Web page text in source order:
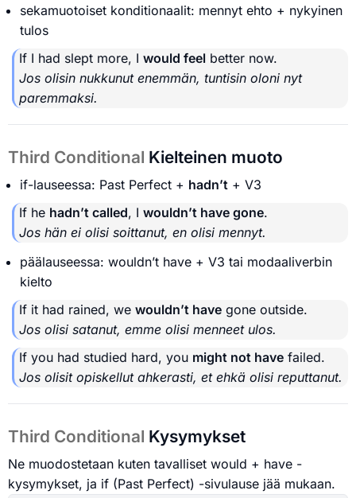
sekamuotoiset konditionaalit: mennyt ehto + nykyinen
tulos
If I had slept more, I would feel better now.
Jos olisin nukkunut enemmän, tuntisin oloni nyt
paremmaksi.
Third Conditional Kielteinen muoto
if-lauseessa: Past Perfect + hadn’t + V3
If he hadn’t called, I wouldn’t have gone.
Jos hän ei olisi soittanut, en olisi mennyt.
päälauseessa: wouldn’t have + V3 tai modaaliverbin
kielto
If it had rained, we wouldn’t have gone outside.
Jos olisi satanut, emme olisi menneet ulos.
If you had studied hard, you might not have failed.
Jos olisit opiskellut ahkerasti, et ehkä olisi reputtanut.
Third Conditional Kysymykset
Ne muodostetaan kuten tavalliset would + have -
kysymykset, ja if (Past Perfect) -sivulause jää mukaan.